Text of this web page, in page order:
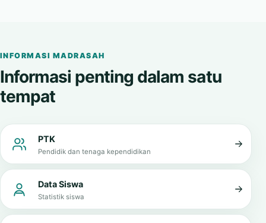
INFORMASI MADRASAH
Informasi penting dalam satu
tempat
PTK
Pendidik dan tenaga kependidikan
Data Siswa
Statistik siswa